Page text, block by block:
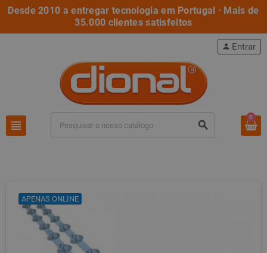
Desde 2010 a entregar tecnologia em Portugal · Mais de
35.000 clientes satisfeitos
view_headline search
person Entrar
0
APENAS ONLINE